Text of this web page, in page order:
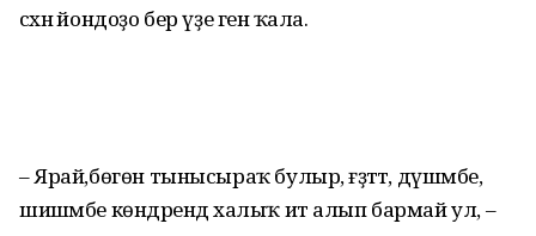
сәхнә йондоҙо бер үҙе генә ҡала.
– Ярай,бөгөн тынысыраҡ булыр, ғәҙәттә, дүшәмбе,
шишәмбе көндәрендә халыҡ ит алып бармай ул, –